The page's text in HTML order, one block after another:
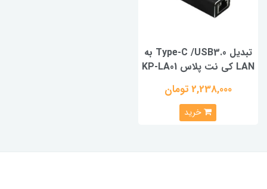
تبدیل Type-C /USB3.0 به
LAN کی نت پلاس KP-LA01
2,238,000 تومان
خرید